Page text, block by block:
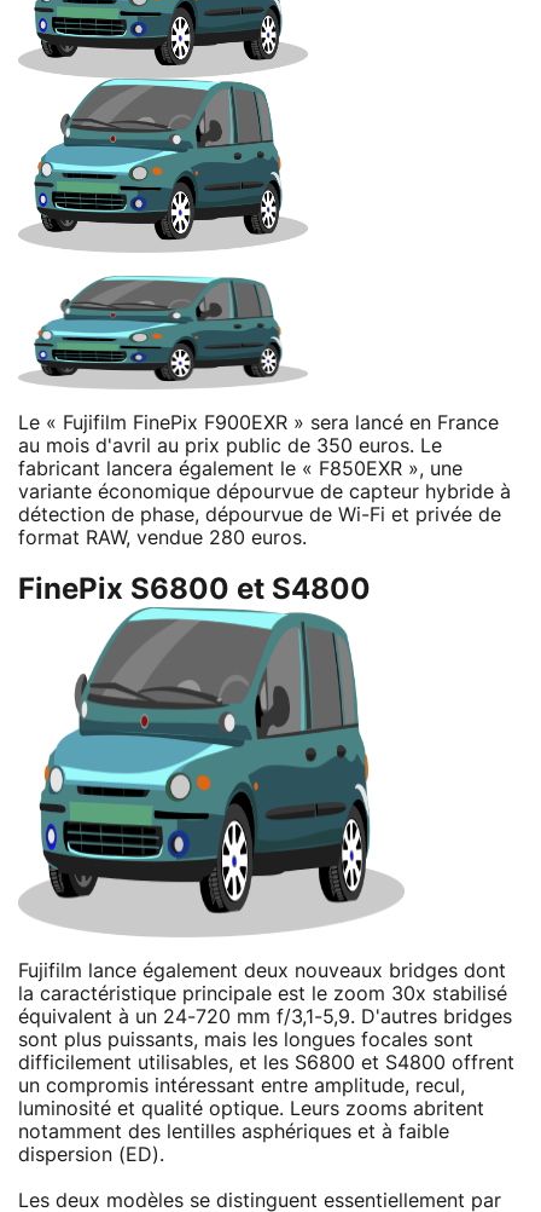
Le « Fujifilm FinePix F900EXR » sera lancé en France
au mois d'avril au prix public de 350 euros. Le
fabricant lancera également le « F850EXR », une
variante économique dépourvue de capteur hybride à
détection de phase, dépourvue de Wi-Fi et privée de
format RAW, vendue 280 euros.
FinePix S6800 et S4800
Fujifilm lance également deux nouveaux bridges dont
la caractéristique principale est le zoom 30x stabilisé
équivalent à un 24-720 mm f/3,1-5,9. D'autres bridges
sont plus puissants, mais les longues focales sont
difficilement utilisables, et les S6800 et S4800 offrent
un compromis intéressant entre amplitude, recul,
luminosité et qualité optique. Leurs zooms abritent
notamment des lentilles asphériques et à faible
dispersion (ED).
Les deux modèles se distinguent essentiellement par